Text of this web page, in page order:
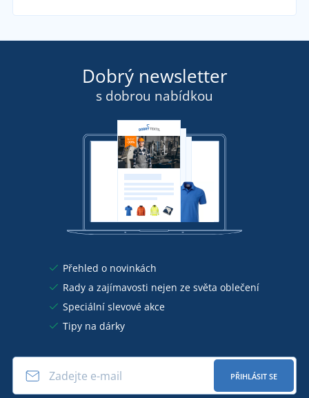
Dobrý newsletter
s dobrou nabídkou
Přehled o novinkách
Rady a zajímavosti nejen ze světa oblečení
Speciální slevové akce
Tipy na dárky
PŘIHLÁSIT SE